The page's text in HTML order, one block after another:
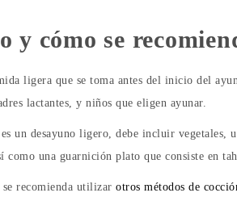
y cómo se
ligera que se toma antes del inicio del
lactantes, y niños que eligen ayunar.
un desayuno ligero, debe incluir vegetales,
como una guarnición plato que consiste en
recomienda utilizar otros métodos de